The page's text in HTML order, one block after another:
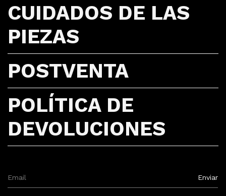
CUIDADOS DE LAS
PIEZAS
POSTVENTA
POLÍTICA DE
DEVOLUCIONES